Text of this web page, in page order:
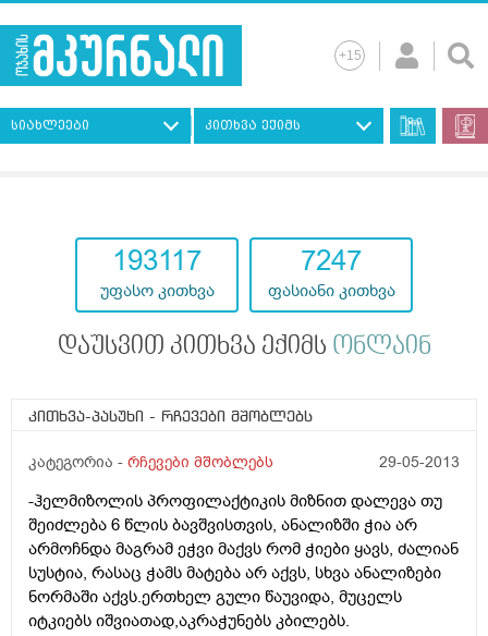
სიახლეები კითხვა ექიმს
193117
უფასო კითხვა
7247
ფასიანი კითხვა
დაუსვით კითხვა ექიმს ონლაინ
კითხვა-პასუხი - რჩევები მშობლებს
კატეგორია - რჩევები მშობლებს 29-05-2013
-ჰელმიზოლის პროფილაქტიკის მიზნით დალევა თუ
შეიძლება 6 წლის ბავშვისთვის, ანალიზში ჭია არ
არმოჩნდა მაგრამ ეჭვი მაქვს რომ ჭიები ყავს, ძალიან
სუსტია, რასაც ჭამს მატება არ აქვს, სხვა ანალიზები
ნორმაში აქვს.ერთხელ გული წაუვიდა, მუცელს
იტკიებს იშვიათად,აკრაჭუნებს კბილებს.